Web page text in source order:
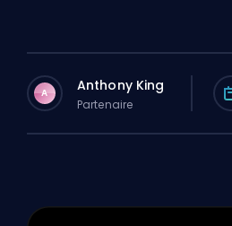
A Anthony King
Partenaire